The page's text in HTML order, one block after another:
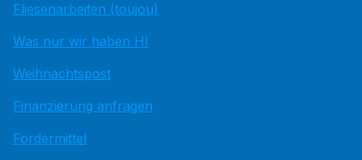
Fliesenarbeiten (toujou)
Was nur wir haben HI
Weihnachtspost
Finanzierung anfragen
Fördermittel